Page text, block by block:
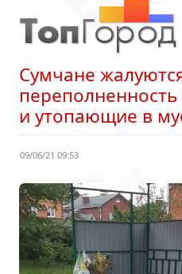
Сумчане
переполненность
и утопающие в
09/06/21 09:53